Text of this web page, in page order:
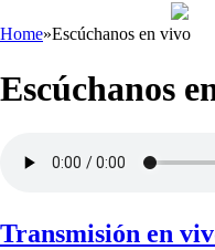
Home»Escúchanos en vivo
Escúchanos
Transmisión en